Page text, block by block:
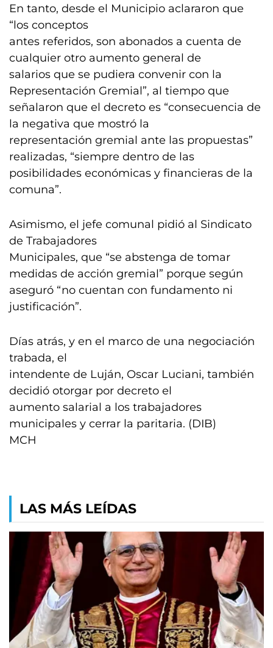
En tanto, desde el Municipio aclararon que
“los conceptos
antes referidos, son abonados a cuenta de
cualquier otro aumento general de
salarios que se pudiera convenir con la
Representación Gremial”, al tiempo que
señalaron que el decreto es “consecuencia de
la negativa que mostró la
representación gremial ante las propuestas”
realizadas, “siempre dentro de las
posibilidades económicas y financieras de la
comuna”.
Asimismo, el jefe comunal pidió al Sindicato
de Trabajadores
Municipales, que “se abstenga de tomar
medidas de acción gremial” porque según
aseguró “no cuentan con fundamento ni
justificación”.
Días atrás, y en el marco de una negociación
trabada, el
intendente de Luján, Oscar Luciani, también
decidió otorgar por decreto el
aumento salarial a los trabajadores
municipales y cerrar la paritaria. (DIB)
MCH
LAS MÁS LEÍDAS